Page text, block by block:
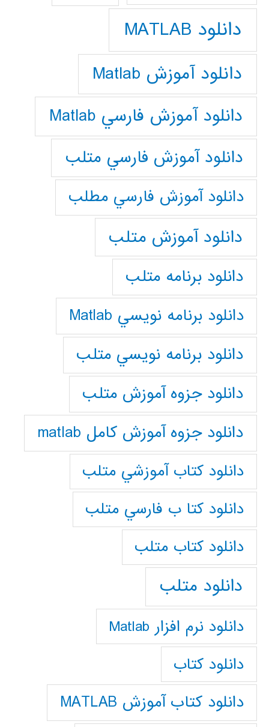
دانلود MATLAB
دانلود آموزش Matlab
دانلود آموزش فارسي Matlab
دانلود آموزش فارسي متلب
دانلود آموزش فارسي مطلب
دانلود آموزش متلب
دانلود برنامه متلب
دانلود برنامه نويسي Matlab
دانلود برنامه نويسي متلب
دانلود جزوه آموزش متلب
دانلود جزوه آموزش کامل matlab
دانلود كتاب آموزشي متلب
دانلود كتا ب فارسي متلب
دانلود كتاب متلب
دانلود متلب
دانلود نرم افزار Matlab
دانلود کتاب
دانلود کتاب آموزش MATLAB